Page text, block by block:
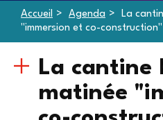
Accueil Agenda
La
"immersion et co-construction"
La cantine
matinée